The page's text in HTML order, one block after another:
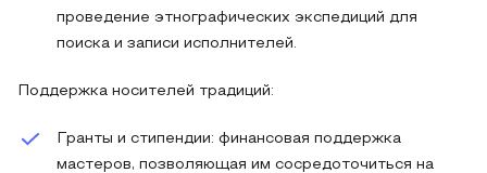
проведение этнографических экспедиций для
поиска и записи исполнителей.
Поддержка носителей традиций:
Гранты и стипендии: финансовая поддержка
мастеров, позволяющая им сосредоточиться на